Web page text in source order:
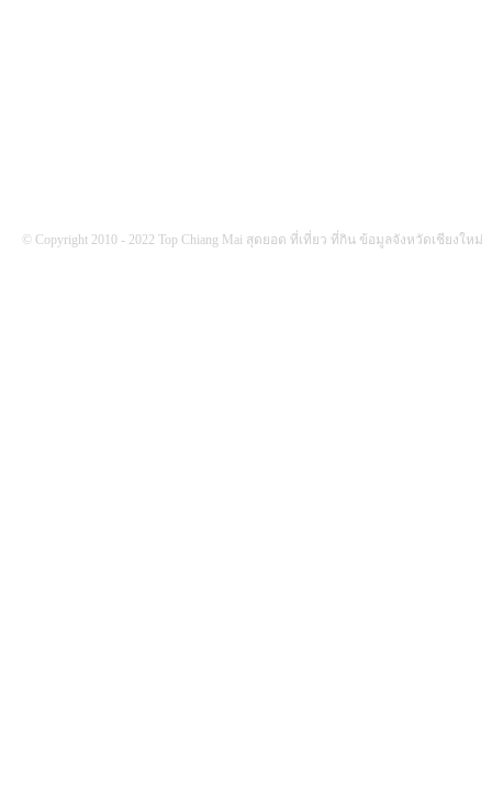
© Copyright 2010 - 2022 Top Chiang Mai สุดยอด ที่เที่ยว ที่กิน ข้อมูลจังหวัดเชียงใหม่